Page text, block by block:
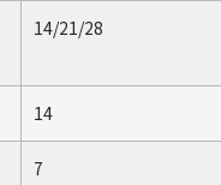
14/21/28
14
7